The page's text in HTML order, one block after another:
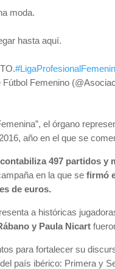
moda.
hasta aquí.
Femenino
el órgano
año en el que se
497 partidos y
en la que se firmó
de euros.
a históricas
y Paula Nicart
para fortalecer su
país ibérico: Primera y